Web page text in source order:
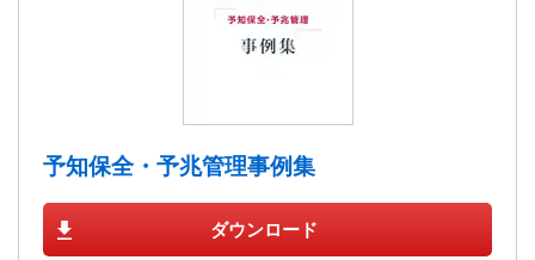
予知保全・予兆管理事例集
ダウンロード